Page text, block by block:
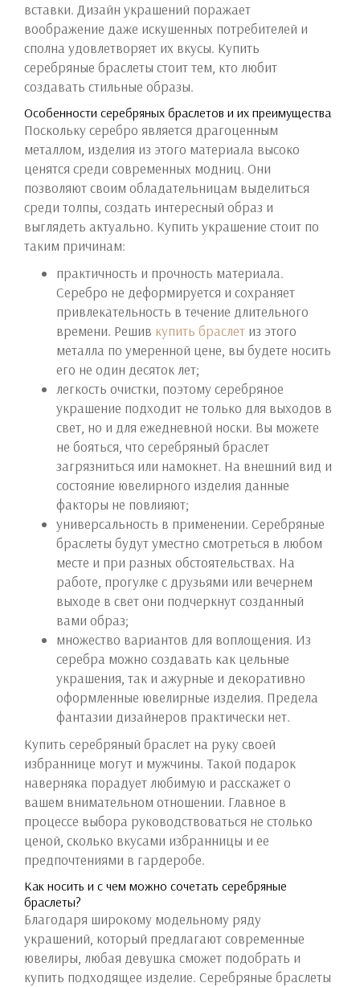
вставки. Дизайн украшений поражает
воображение даже искушенных потребителей и
сполна удовлетворяет их вкусы. Купить
серебряные браслеты стоит тем, кто любит
создавать стильные образы.
Особенности серебряных браслетов и их преимущества
Поскольку серебро является драгоценным
металлом, изделия из этого материала высоко
ценятся среди современных модниц. Они
позволяют своим обладательницам выделиться
среди толпы, создать интересный образ и
выглядеть актуально. Купить украшение стоит по
таким причинам:
практичность и прочность материала.
Серебро не деформируется и сохраняет
привлекательность в течение длительного
времени. Решив купить браслет из этого
металла по умеренной цене, вы будете носить
его не один десяток лет;
легкость очистки, поэтому серебряное
украшение подходит не только для выходов в
свет, но и для ежедневной носки. Вы можете
не бояться, что серебряный браслет
загрязниться или намокнет. На внешний вид и
состояние ювелирного изделия данные
факторы не повлияют;
универсальность в применении. Серебряные
браслеты будут уместно смотреться в любом
месте и при разных обстоятельствах. На
работе, прогулке с друзьями или вечернем
выходе в свет они подчеркнут созданный
вами образ;
множество вариантов для воплощения. Из
серебра можно создавать как цельные
украшения, так и ажурные и декоративно
оформленные ювелирные изделия. Предела
фантазии дизайнеров практически нет.
Купить серебряный браслет на руку своей
избраннице могут и мужчины. Такой подарок
наверняка порадует любимую и расскажет о
вашем внимательном отношении. Главное в
процессе выбора руководствоваться не столько
ценой, сколько вкусами избранницы и ее
предпочтениями в гардеробе.
Как носить и с чем можно сочетать серебряные
браслеты?
Благодаря широкому модельному ряду
украшений, который предлагают современные
ювелиры, любая девушка сможет подобрать и
купить подходящее изделие. Серебряные браслеты